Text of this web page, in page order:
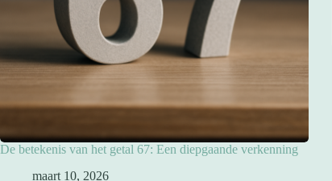
De betekenis van het getal 67: Een diepgaande verkenning
maart 10, 2026